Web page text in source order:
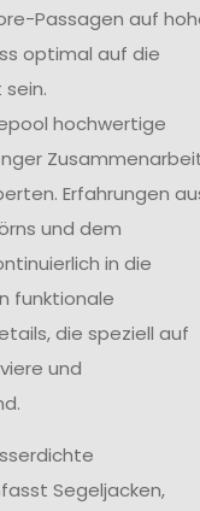
Passagen auf
optimal auf die
hochwertige
Erfahrungen
und dem
in die
funktionale
die speziell auf
und
Segeljacken,